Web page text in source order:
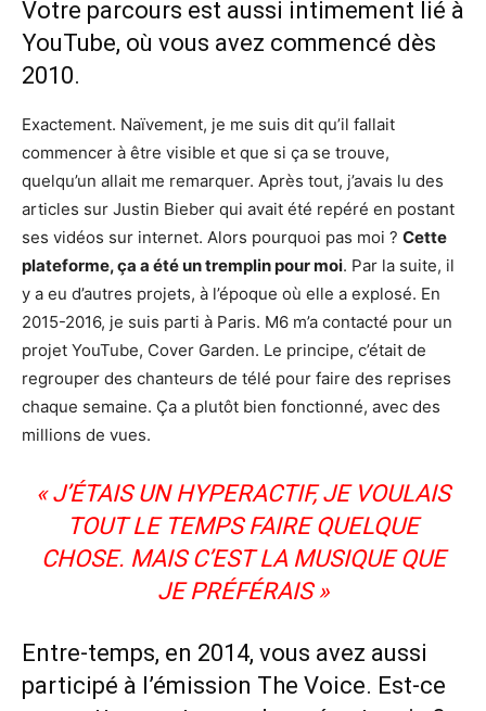
Votre parcours est aussi intimement lié à
YouTube, où vous avez commencé dès
2010.
Exactement. Naïvement, je me suis dit qu’il fallait
commencer à être visible et que si ça se trouve,
quelqu’un allait me remarquer. Après tout, j’avais lu des
articles sur Justin Bieber qui avait été repéré en postant
ses vidéos sur internet. Alors pourquoi pas moi ? Cette
plateforme, ça a été un tremplin pour moi. Par la suite, il
y a eu d’autres projets, à l’époque où elle a explosé. En
2015-2016, je suis parti à Paris. M6 m’a contacté pour un
projet YouTube, Cover Garden. Le principe, c’était de
regrouper des chanteurs de télé pour faire des reprises
chaque semaine. Ça a plutôt bien fonctionné, avec des
millions de vues.
« J’ÉTAIS UN HYPERACTIF, JE VOULAIS
TOUT LE TEMPS FAIRE QUELQUE
CHOSE. MAIS C’EST LA MUSIQUE QUE
JE PRÉFÉRAIS »
Entre-temps, en 2014, vous avez aussi
participé à l’émission The Voice. Est-ce